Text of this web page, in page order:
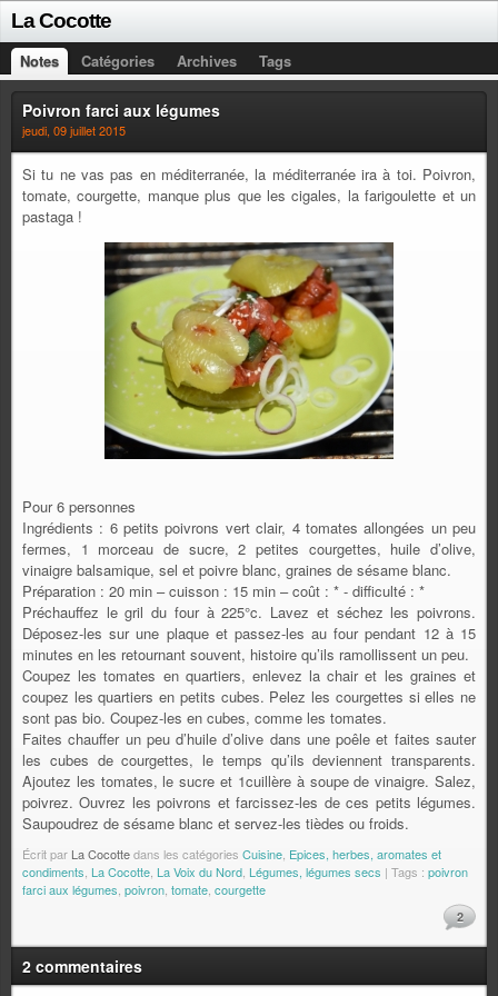
La Cocotte
Notes Catégories Archives Tags
Poivron farci aux légumes
jeudi, 09 juillet 2015
Si tu ne vas pas en méditerranée, la méditerranée ira à toi. Poivron,
tomate, courgette, manque plus que les cigales, la farigoulette et un
pastaga !
Pour 6 personnes
Ingrédients : 6 petits poivrons vert clair, 4 tomates allongées un peu
fermes, 1 morceau de sucre, 2 petites courgettes, huile d’olive,
vinaigre balsamique, sel et poivre blanc, graines de sésame blanc.
Préparation : 20 min – cuisson : 15 min – coût : * - difficulté : *
Préchauffez le gril du four à 225°c. Lavez et séchez les poivrons.
Déposez-les sur une plaque et passez-les au four pendant 12 à 15
minutes en les retournant souvent, histoire qu’ils ramollissent un peu.
Coupez les tomates en quartiers, enlevez la chair et les graines et
coupez les quartiers en petits cubes. Pelez les courgettes si elles ne
sont pas bio. Coupez-les en cubes, comme les tomates.
Faites chauffer un peu d’huile d’olive dans une poêle et faites sauter
les cubes de courgettes, le temps qu’ils deviennent transparents.
Ajoutez les tomates, le sucre et 1cuillère à soupe de vinaigre. Salez,
poivrez. Ouvrez les poivrons et farcissez-les de ces petits légumes.
Saupoudrez de sésame blanc et servez-les tièdes ou froids.
Écrit par La Cocottedans les catégories Cuisine Epices, herbes, aromates et
condiments La Cocotte La Voix du Nord Légumes, légumes secs | Tags : poivron
farci aux légumes poivron tomate courgette
2
2 commentaires